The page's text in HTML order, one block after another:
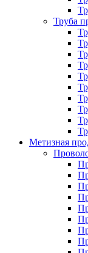
Труба
Метизная